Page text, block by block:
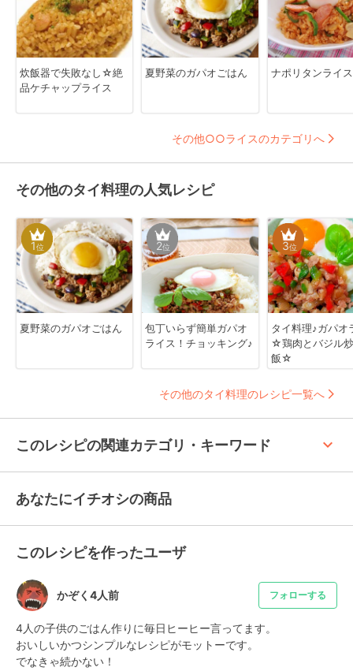
炊飯器で失敗なし☆絶
品ケチャップライス
夏野菜のガパオごはん ナポリタンライス
その他○○ライスのカテゴリへ
その他のタイ料理の人気レシピ
1位
夏野菜のガパオごはん
2位
包丁いらず簡単ガパオ
ライス！チョッキング♪
3位
タイ料理♪ガパオ
☆鶏肉とバジル
飯☆
その他のタイ料理のレシピ一覧へ
このレシピの関連カテゴリ・キーワード keyboard_arrow_up
あなたにイチオシの商品
このレシピを作ったユーザ
かぞく4人前 フォローする
4人の子供のごはん作りに毎日ヒーヒー言ってます。
おいしいかつシンプルなレシピがモットーです。
でなきゃ続かない！